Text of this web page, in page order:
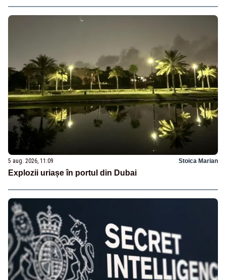
5 aug. 2026, 11:09 Stoica Marian
Explozii uriașe în portul din Dubai